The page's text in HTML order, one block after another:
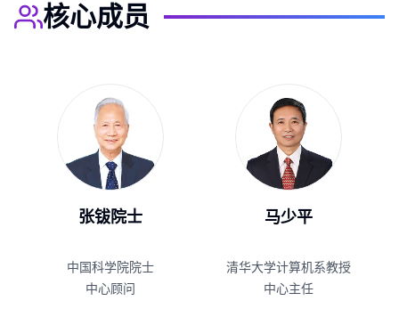
核心成员
张钹院士
中国科学院院士
中心顾问
马少平
清华大学计算机系教授
中心主任